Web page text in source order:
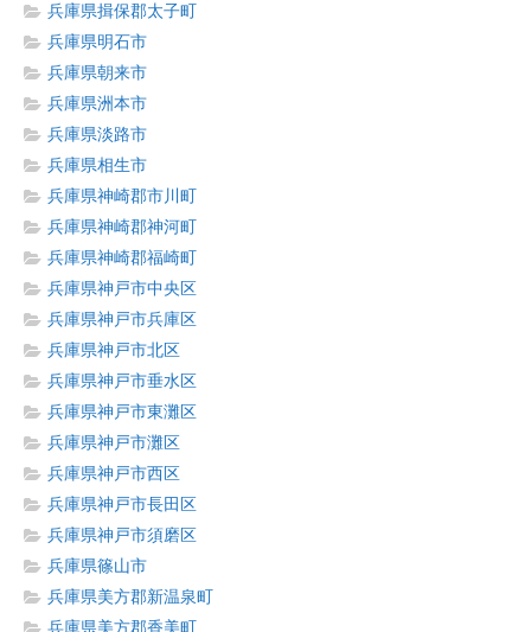
兵庫県揖保郡太子町
兵庫県明石市
兵庫県朝来市
兵庫県洲本市
兵庫県淡路市
兵庫県相生市
兵庫県神崎郡市川町
兵庫県神崎郡神河町
兵庫県神崎郡福崎町
兵庫県神戸市中央区
兵庫県神戸市兵庫区
兵庫県神戸市北区
兵庫県神戸市垂水区
兵庫県神戸市東灘区
兵庫県神戸市灘区
兵庫県神戸市西区
兵庫県神戸市長田区
兵庫県神戸市須磨区
兵庫県篠山市
兵庫県美方郡新温泉町
兵庫県美方郡香美町